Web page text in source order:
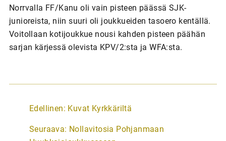
Norrvalla FF/Kanu oli vain pisteen päässä SJK-
junioreista, niin suuri oli joukkueiden tasoero kentällä.
Voitollaan kotijoukkue nousi kahden pisteen päähän
sarjan kärjessä olevista KPV/2:sta ja WFA:sta.
A
t
Edellinen: Kuvat Kyrkkäriltä
Seuraava: Nollavitosia Pohjanmaan